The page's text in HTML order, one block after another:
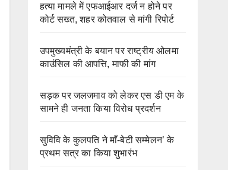
हत्या मामले में एफआईआर दर्ज न होने पर
कोर्ट सख्त, शहर कोतवाल से मांगी रिपोर्ट
उपमुख्यमंत्री के बयान पर राष्ट्रीय ओलमा
काउंसिल की आपत्ति, माफी की मांग
सड़क पर जलजमाव को लेकर एस डी एम के
सामने ही जनता किया विरोध प्रदर्शन
सुविवि के कुलपति ने माँ-बेटी सम्मेलन’ के
प्रथम सत्र का किया शुभारंभ